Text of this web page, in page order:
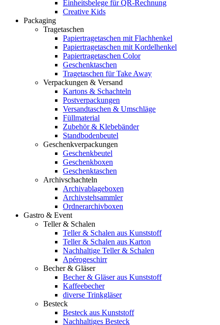
Einheitsbelege für QR-Rechnung
Creative Kids
Packaging
Tragetaschen
Papiertragetaschen mit Flachhenkel
Papiertragetaschen mit Kordelhenkel
Papiertragetaschen Color
Geschenktaschen
Tragetaschen für Take Away
Verpackungen & Versand
Kartons & Schachteln
Postverpackungen
Versandtaschen & Umschläge
Füllmaterial
Zubehör & Klebebänder
Standbodenbeutel
Geschenkverpackungen
Geschenkbeutel
Geschenkboxen
Geschenktaschen
Archivschachteln
Archivablageboxen
Archivstehsammler
Ordnerarchivboxen
Gastro & Event
Teller & Schalen
Teller & Schalen aus Kunststoff
Teller & Schalen aus Karton
Nachhaltige Teller & Schalen
Apérogeschirr
Becher & Gläser
Becher & Gläser aus Kunststoff
Kaffeebecher
diverse Trinkgläser
Besteck
Besteck aus Kunststoff
Nachhaltiges Besteck